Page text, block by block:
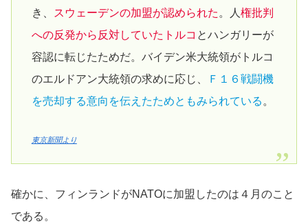
き、
スウェーデンの加盟が認められた 。人 権批判
への反発から反対していたトルコ とハンガリーが
容認に転じたためだ。バイデン米大統領がトルコ
のエルドアン大統領の求めに応じ、
Ｆ１６戦闘機
を売却する意向を伝えたためともみられている 。
東京新聞より
確かに、フィンランドがNATOに加盟したのは４月のこと
である。